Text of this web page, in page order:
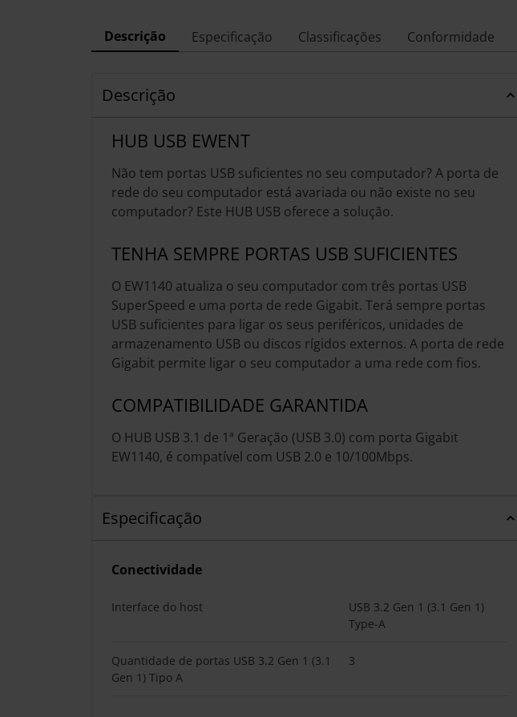
Descrição Especificação Classificações Conformidade
Descrição
HUB USB EWENT
Não tem portas USB suficientes no seu computador? A porta de
rede do seu computador está avariada ou não existe no seu
computador? Este HUB USB oferece a solução.
TENHA SEMPRE PORTAS USB SUFICIENTES
O EW1140 atualiza o seu computador com três portas USB
SuperSpeed e uma porta de rede Gigabit. Terá sempre portas
USB suficientes para ligar os seus periféricos, unidades de
armazenamento USB ou discos rígidos externos. A porta de rede
Gigabit permite ligar o seu computador a uma rede com fios.
COMPATIBILIDADE GARANTIDA
O HUB USB 3.1 de 1ª Geração (USB 3.0) com porta Gigabit
EW1140, é compatível com USB 2.0 e 10/100Mbps.
Especificação
Conectividade
Interface do host
USB 3.2 Gen 1 (3.1 Gen 1)
Type-A
Quantidade de portas USB 3.2 Gen 1 (3.1
Gen 1) Tipo A
3